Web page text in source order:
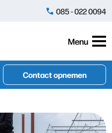
085 - 022 0094
Menu
Contact opnemen